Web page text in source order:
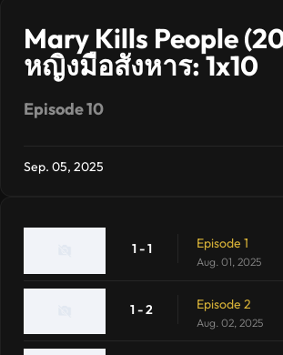
Mary Kills People
หญิงมือสังหาร: 1x10
Episode 10
Sep. 05, 2025
1 - 1 Episode 1
Aug. 01, 2025
1 - 2 Episode 2
Aug. 02, 2025